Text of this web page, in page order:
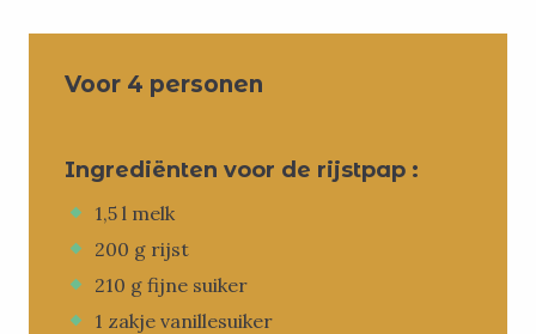
Voor 4 personen
Ingrediënten voor de rijstpap :
1,5 l melk
200 g rijst
210 g fijne suiker
1 zakje vanillesuiker